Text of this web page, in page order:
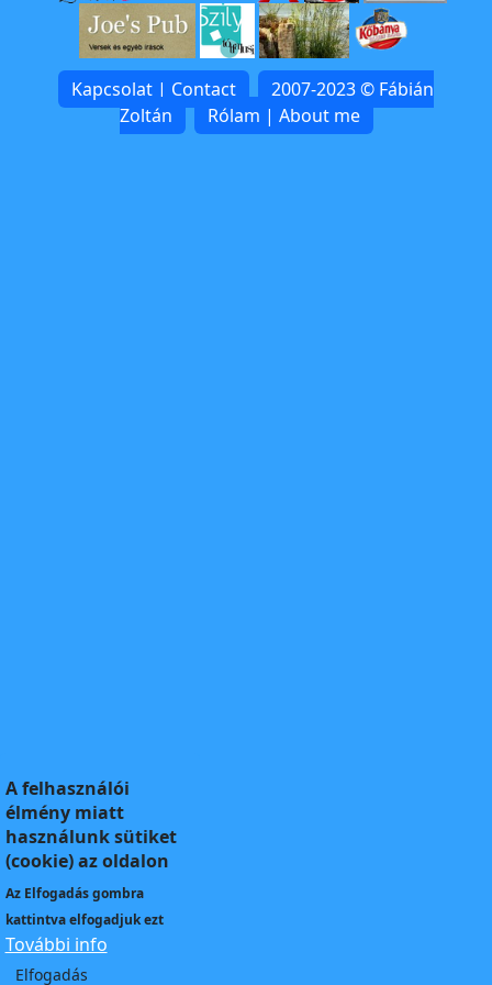
Kapcsolat | Contact
2007-2023 © Fábián
Zoltán
Rólam | About me
A felhasználói
élmény miatt
használunk sütiket
(cookie) az oldalon
Az Elfogadásgombra
kattintva elfogadjuk ezt
További info
Elfogadás